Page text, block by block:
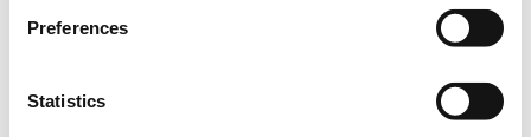
Preferences
Statistics
- Variables (var, let, const) // Basic Data types (Strings,
Numbers, Arrays, Booleans) // Operators // Advanced
- Functions